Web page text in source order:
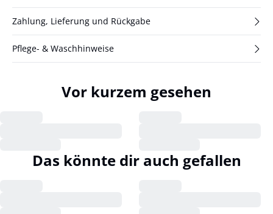
Zahlung, Lieferung und Rückgabe
Pflege- & Waschhinweise
Vor kurzem gesehen
Das könnte dir auch gefallen